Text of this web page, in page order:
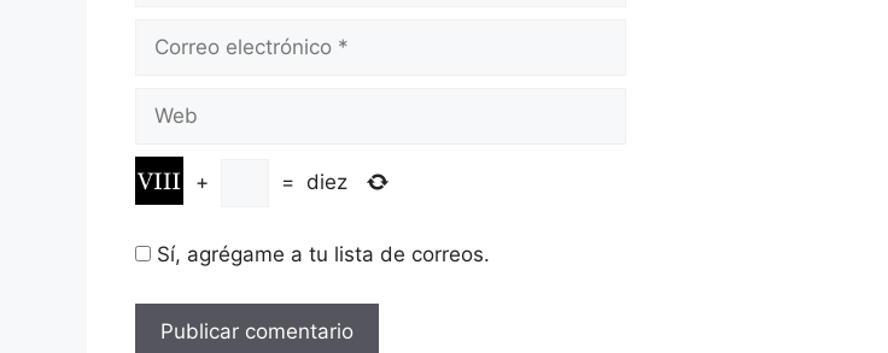
Correo
Web
+ = diez
Sí, agrégame a tu lista de correos.